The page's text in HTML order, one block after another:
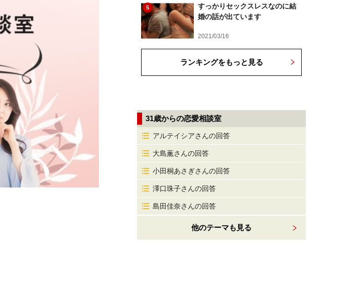
5
すっかりセックスレスなのに結
婚の話が出ています
2021/03/16
ランキングをもっと見る
31歳からの恋愛相談室
アルテイシアさんの回答
大島薫さんの回答
小田桐あさぎさんの回答
澤口珠子さんの回答
島田佳奈さんの回答
他のテーマも見る